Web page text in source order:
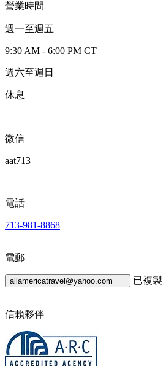
營業時間
週一至週五
9:30 AM - 6:00 PM CT
週六至週日
休息
微信
aat713
電話
713-981-8868
電郵
allamericatravel@yahoo.com 已複製
信賴夥伴